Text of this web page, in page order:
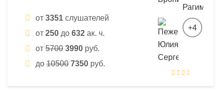
от 3351 слушателей
от 250 до 632 ак. ч.
от 5700 3990 руб.
до 10500 7350 руб.
+4